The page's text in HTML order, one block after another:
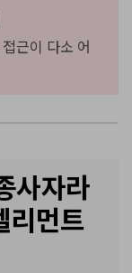
근이 다소 어
사자라
리먼트